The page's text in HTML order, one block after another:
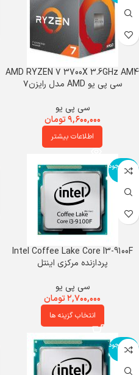
AMD RYZEN 7 3700X 3.6GHz AM4
سی پی یو AMD مدل رایزن۷
سی پی یو
۹,۶۰۰,۰۰۰تومان
اطلاعات بیشتر
اتمام موجود
ی
Intel Coffee Lake Core I3-9100F
پردازنده مرکزی اینتل
سی پی یو
۲,۷۰۰,۰۰۰تومان
انتخاب گزینه ها
اتمام موجود
ی